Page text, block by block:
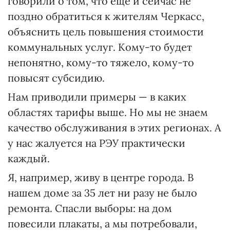
поздно обратиться к жителям Черкасс,
объяснить цель повышения стоимости
коммунальных услуг. Кому-то будет
непонятно, кому-то тяжело, кому-то
повысят субсидию.
Нам приводили примеры — в каких
областях тарифы выше. Но мы не знаем
качество обслуживания в этих регионах. А
у нас жалуется на РЭУ практически
каждый.
Я, например, живу в центре города. В
нашем доме за 35 лет ни разу не было
ремонта. Спасли выборы: на дом
повесили плакаты, а мы потребовали,